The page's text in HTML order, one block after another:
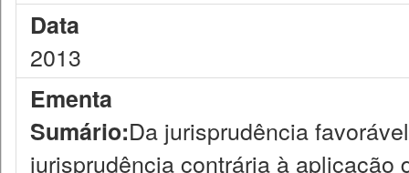
Data
2013
Ementa
Sumário:Da jurisprudência
jurisprudência contrária à aplicação